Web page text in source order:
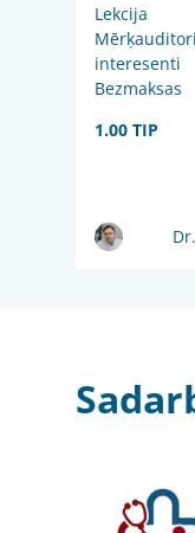
Lekcija
interesenti
Bezmaksas
1.00 TIP